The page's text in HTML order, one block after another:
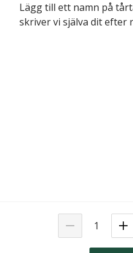
Lägg till ett namn på
skriver vi själva dit efter